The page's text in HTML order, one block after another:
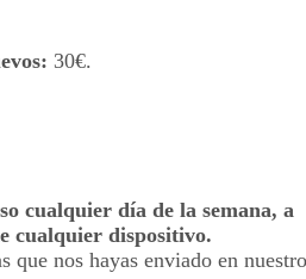
30€.
cualquier día de la semana, a
cualquier dispositivo.
que nos hayas enviado en nuestro